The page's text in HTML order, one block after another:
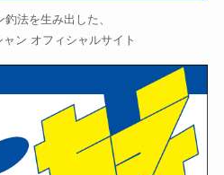
法を生み出した、
ン オフィシャルサイト